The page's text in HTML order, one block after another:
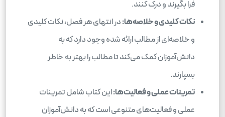
فرا بگیرند و درک کنند.
نکات کلیدی و خلاصه‌ها:در انتهای هر فصل، نکات کلیدی
و خلاصه‌ای از مطالب ارائه شده وجود دارد که به
دانش‌آموزان کمک می‌کند تا مطالب را بهتر به خاطر
بسپارند.
تمرینات عملی و فعالیت‌ها:این کتاب شامل تمرینات
عملی و فعالیت‌های متنوعی است که به دانش‌آموزان